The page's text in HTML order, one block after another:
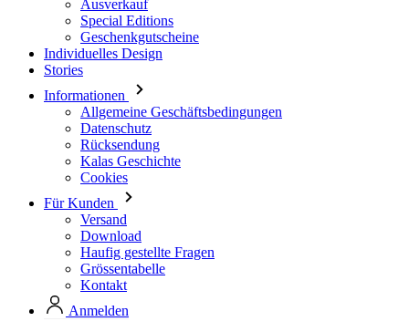
Informationen
Allgemeine Geschäftsbedingungen
Datenschutz
Rücksendung
Kalas Geschichte
Cookies
Für Kunden
Versand
Download
Haufig gestellte Fragen
Grössentabelle
Kontakt
Anmelden